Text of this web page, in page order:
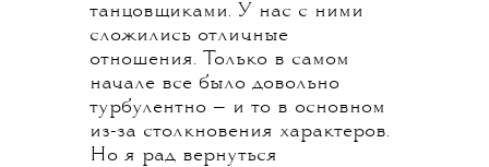
танцовщиками. У нас с ними
сложились отличные
отношения. Только в самом
начале все было довольно
турбулентно — и то в основном
из-за столкновения характеров.
Но я рад вернуться